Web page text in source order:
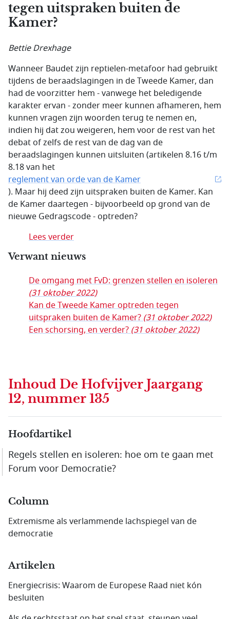
tegen uitspraken buiten de
Kamer?
Bettie Drexhage
Wanneer Baudet zijn reptielen-metafoor had gebruikt
tijdens de beraadslagingen in de Tweede Kamer, dan
had de voorzitter hem - vanwege het beledigende
karakter ervan - zonder meer kunnen afhameren, hem
kunnen vragen zijn woorden terug te nemen en,
indien hij dat zou weigeren, hem voor de rest van het
debat of zelfs de rest van de dag van de
beraadslagingen kunnen uitsluiten (artikelen 8.16 t/m
8.18 van het
reglement van orde van de Kamer
). Maar hij deed zijn uitspraken buiten de Kamer. Kan
de Kamer daartegen - bijvoorbeeld op grond van de
nieuwe Gedragscode - optreden?
Lees verder
Verwant nieuws
De omgang met FvD: grenzen stellen en isoleren
(31 oktober 2022)
Kan de Tweede Kamer optreden tegen
uitspraken buiten de Kamer?(31 oktober 2022)
Een schorsing, en verder?(31 oktober 2022)
Inhoud De Hofvijver Jaargang
12, nummer 135
Hoofdartikel
Regels stellen en isoleren: hoe om te gaan met
Forum voor Democratie?
Column
Extremisme als verlammende lachspiegel van de
democratie
Artikelen
Energiecrisis: Waarom de Europese Raad niet kón
besluiten